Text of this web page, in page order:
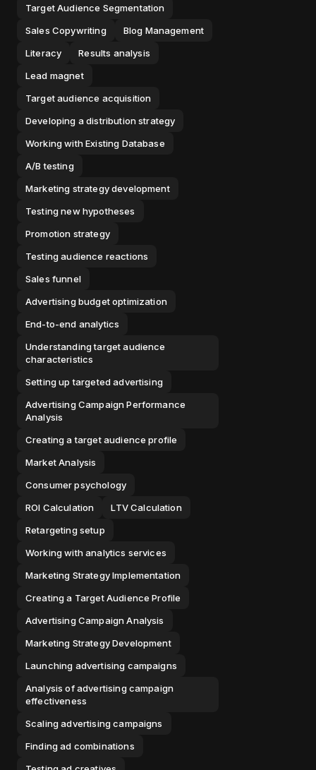
Target Audience Segmentation
Sales Copywriting
Blog Management
Literacy
Results analysis
Lead magnet
Target audience acquisition
Developing a distribution strategy
Working with Existing Database
A/B testing
Marketing strategy development
Testing new hypotheses
Promotion strategy
Testing audience reactions
Sales funnel
Advertising budget optimization
End-to-end analytics
Understanding target audience
characteristics
Setting up targeted advertising
Advertising Campaign Performance
Analysis
Creating a target audience profile
Market Analysis
Consumer psychology
ROI Calculation
LTV Calculation
Retargeting setup
Working with analytics services
Marketing Strategy Implementation
Creating a Target Audience Profile
Advertising Campaign Analysis
Marketing Strategy Development
Launching advertising campaigns
Analysis of advertising campaign
effectiveness
Scaling advertising campaigns
Finding ad combinations